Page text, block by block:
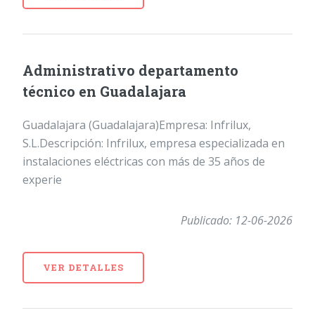
Administrativo departamento
técnico en Guadalajara
Guadalajara (Guadalajara)Empresa: Infrilux,
S.L.Descripción: Infrilux, empresa especializada en
instalaciones eléctricas con más de 35 años de
experie
Publicado: 12-06-2026
VER DETALLES